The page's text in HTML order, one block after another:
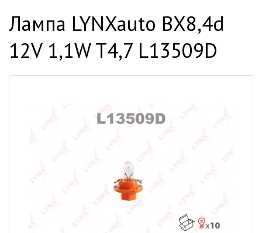
Лампа LYNXauto BX8,4d
12V 1,1W T4,7 L13509D